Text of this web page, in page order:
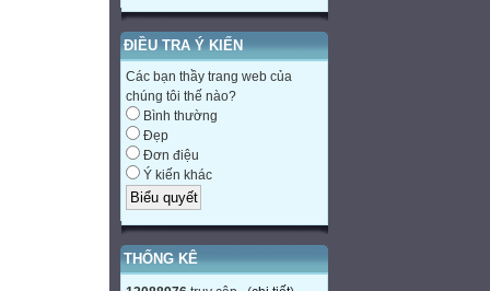
ĐIỀU TRA Ý KIẾN
Các bạn thầy trang web của
chúng tôi thế nào?
Bình thường
Đẹp
Đơn điệu
Ý kiến khác
THỐNG KÊ